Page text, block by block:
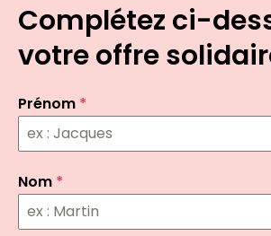
Complétez ci-
votre offre
Prénom *
Nom *